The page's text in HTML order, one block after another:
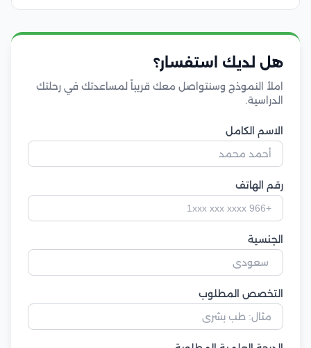
هل لديك استفسار؟
املأ النموذج وسنتواصل معك قريباً لمساعدتك في رحلتك
الدراسية.
الاسم الكامل
رقم الهاتف
الجنسية
التخصص المطلوب